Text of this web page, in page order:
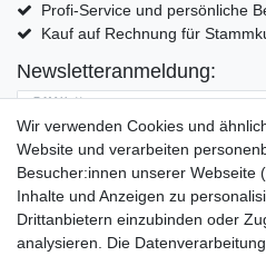
Profi-Service und persönliche
Kauf auf Rechnung für
Newsletteranmeldung:
E-MAIL **
Hiermit bestätige ich, dass ich die
Einwilligung kann ich jederzeit
Wir verwenden Cookies und
Website und verarbeiten
Besucher:innen unserer Webseite
Inhalte und Anzeigen zu
Drittanbietern einzubinden oder
analysieren. Die